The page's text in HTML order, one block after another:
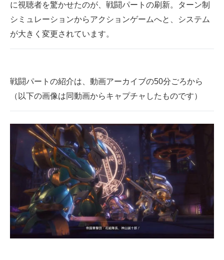
スマホと通信の最新トレンド
進化するPCとデバイスの未来
好きが集まる 比べて選べる
AI活用のいまが分かる
経営リーダーのコミュニティ
マーケ×ITの今がよく分かる
ITエンジニア向け専門サイト
企業向けIT製品の総合サイト
IT製品の技術・比較・事例
に視聴者を驚かせたのが、戦闘パートの刷新。ターン制
シミュレーションからアクションゲームへと、システム
が大きく変更されています。
戦闘パートの紹介は、動画アーカイブの50分ごろから
（以下の画像は同動画からキャプチャしたものです）